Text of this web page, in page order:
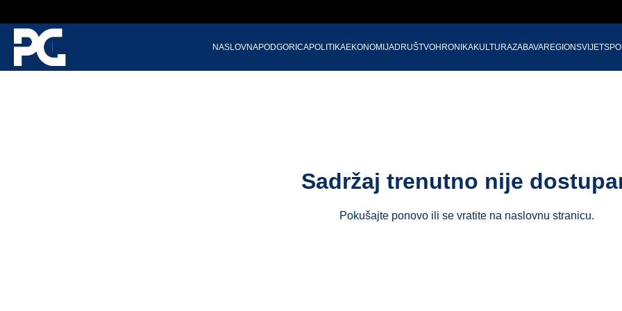
NASLOVNAPODGORICAPOLITIKAEKONOMIJADRUŠTVOHRONIKAKULTURAZABAVAREGIONSVIJET
Sadržaj trenutno nije
Pokušajte ponovo ili se vratite na naslovnu stranicu.